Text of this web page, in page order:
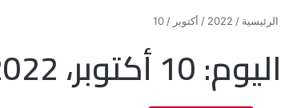
الرئيسية /
2022
/ أكتوبر /
10
اليوم:10 أكتوبر، 2022